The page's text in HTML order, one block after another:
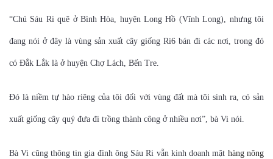
“Chú Sáu Ri quê ở Bình Hòa, huyện Long Hồ (Vĩnh Long), nhưng tôi
đang nói ở đây là vùng sản xuất cây giống Ri6 bán đi các nơi, trong đó
có Đắk Lắk là ở huyện Chợ Lách, Bến Tre.
Đó là niềm tự hào riêng của tôi đối với vùng đất mà tôi sinh ra, có sản
xuất giống cây quý đưa đi trồng thành công ở nhiều nơi”, bà Vi nói.
Bà Vi cũng thông tin gia đình ông Sáu Ri vẫn kinh doanh mặt hàng nông